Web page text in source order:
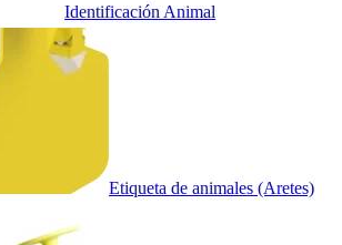
Identificación Animal
Etiqueta de animales (Aretes)